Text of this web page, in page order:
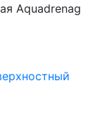
Aquadrenag